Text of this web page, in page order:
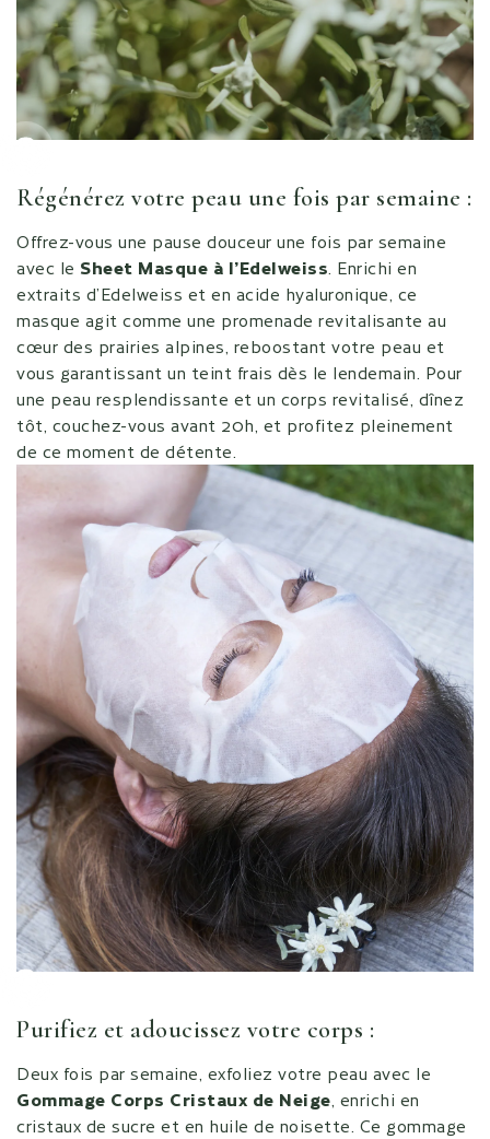
Régénérez votre peau une fois par semaine :
Offrez-vous une pause douceur une fois par semaine
avec le Sheet Masque à l’Edelweiss . Enrichi en
extraits d’Edelweiss et en acide hyaluronique, ce
masque agit comme une promenade revitalisante au
cœur des prairies alpines, reboostant votre peau et
vous garantissant un teint frais dès le lendemain. Pour
une peau resplendissante et un corps revitalisé, dînez
tôt, couchez-vous avant 20h, et profitez pleinement
de ce moment de détente.
Purifiez et adoucissez votre corps :
Deux fois par semaine, exfoliez votre peau avec le
Gommage Corps Cristaux de Neige , enrichi en
cristaux de sucre et en huile de noisette. Ce gommage